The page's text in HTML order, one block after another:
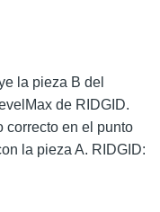
la pieza B del
de RIDGID.
correcto en el punto
la pieza A. RIDGID: